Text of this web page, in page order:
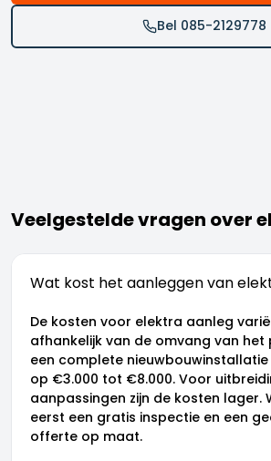
Bel 085-2129778
Veelgestelde vragen over
Wat kost het aanleggen van
De kosten voor elektra aanleg
afhankelijk van de omvang van het
een complete nieuwbouwinstallatie
op €3.000 tot €8.000. Voor
aanpassingen zijn de kosten lager.
eerst een gratis inspectie en een
offerte op maat.